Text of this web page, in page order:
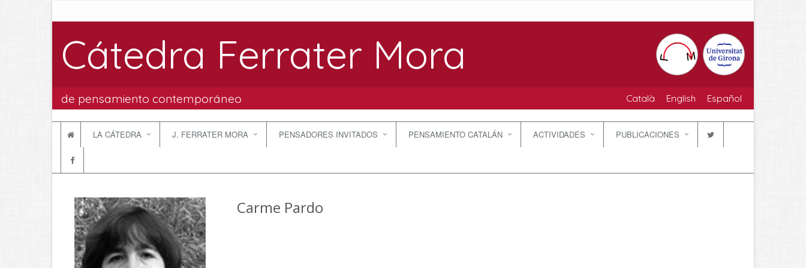
Cátedra Ferrater Mora
de pensamiento contemporáneo Català English Español
LA CÁTEDRA J. FERRATER MORA PENSADORES INVITADOS PENSAMIENTO CATALÁN ACTIVIDADES PUBLICACIONES
Carme Pardo